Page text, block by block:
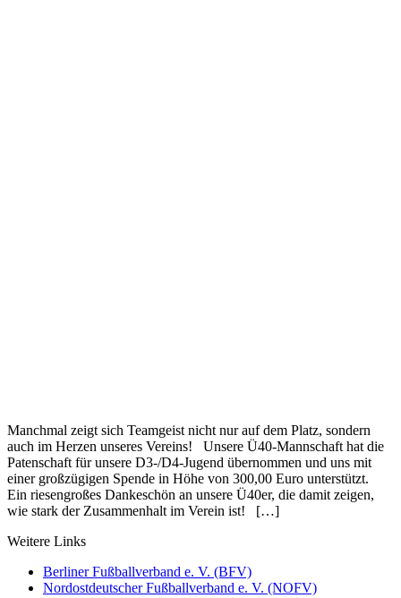
Manchmal zeigt sich Teamgeist nicht nur auf dem Platz, sondern
auch im Herzen unseres Vereins! Unsere Ü40-Mannschaft hat die
Patenschaft für unsere D3-/D4-Jugend übernommen und uns mit
einer großzügigen Spende in Höhe von 300,00 Euro unterstützt.
Ein riesengroßes Dankeschön an unsere Ü40er, die damit zeigen,
wie stark der Zusammenhalt im Verein ist! […]
Weitere Links
Berliner Fußballverband e. V. (BFV)
Nordostdeutscher Fußballverband e. V. (NOFV)